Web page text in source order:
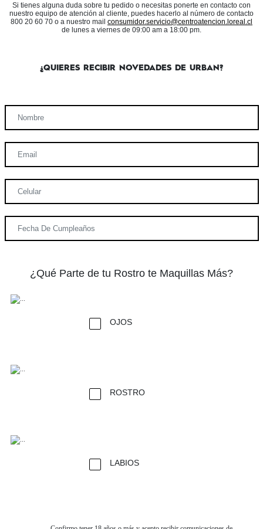
Si tienes alguna duda sobre tu pedido o necesitas ponerte en contacto con
nuestro equipo de atención al cliente, puedes hacerlo al número de contacto
800 20 60 70 o a nuestro mail consumidor.servicio@centroatencion.loreal.cl
de lunes a viernes de 09:00 am a 18:00 pm.
¿QUIERES RECIBIR NOVEDADES DE URBAN?
¿Qué Parte de tu Rostro te Maquillas Más?
OJOS
ROSTRO
LABIOS